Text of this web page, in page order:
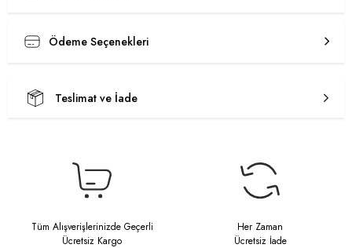
Ödeme Seçenekleri
Teslimat ve İade
Tüm Alışverişlerinizde Geçerli
Ücretsiz Kargo
Her Zaman
Ücretsiz İade